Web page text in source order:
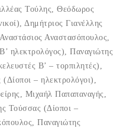
Τούλης, Θεόδωρος
Δημήτριος Γιανέλλης
Αναστασόπουλος,
ηλεκτρολόγος), Παναγιώτης
Β’ – τορπιλητές),
– ηλεκτρολόγοι),
Μιχαήλ Παπαπαναγής,
Τούσσας (Δίοποι –
Παναγιώτης